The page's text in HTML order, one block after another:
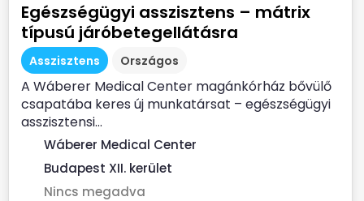
Egészségügyi asszisztens – mátrix
típusú járóbetegellátásra
Asszisztens Országos
A Wáberer Medical Center magánkórház bővülő
csapatába keres új munkatársat – egészségügyi
asszisztensi...
Wáberer Medical Center
Budapest XII. kerület
Nincs megadva